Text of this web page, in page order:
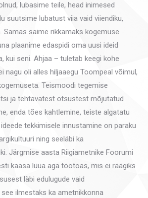
lubasime teile, head inimesed
suutsime lubatust viia vaid viiendiku,
Samas saime rikkamaks kogemuse
plaanime edaspidi oma uusi ideid
kui seni. Ahjaa – tuletab keegi kohe
nagu oli alles hiljaaegu Toompeal võimul,
Teismoodi tegemise
ja tehtavatest otsustest mõjutatud
enda tões kahtlemine, teiste algatatu
tekkimisele innustamine on paraku
ning seeläbi ka
Järgmise aasta Riigiametnike Foorumi
kaasa lüüa aga töötoas, mis ei räägiks
läbi edulugude vaid
ilmestaks ka ametnikkonna